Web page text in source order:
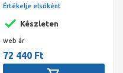
fekete
Készleten
Értékelje elsőként
web ár
72 440 Ft